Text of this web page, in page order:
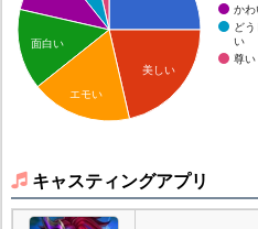
かわ
ど
い
尊い
美しい
面白い
エモい
キャスティングアプリ